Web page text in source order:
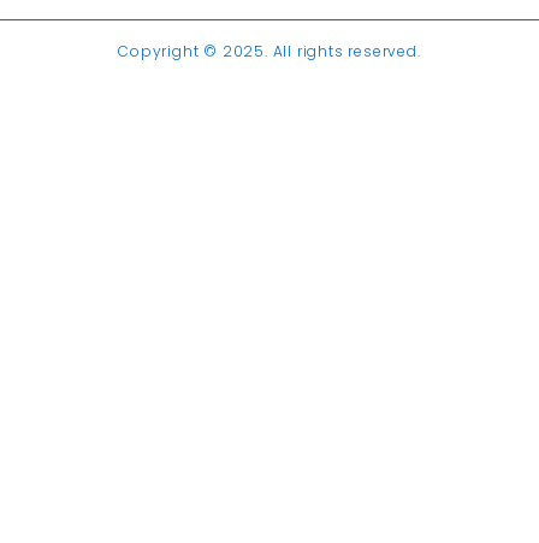
Copyright © 2025. All rights reserved.